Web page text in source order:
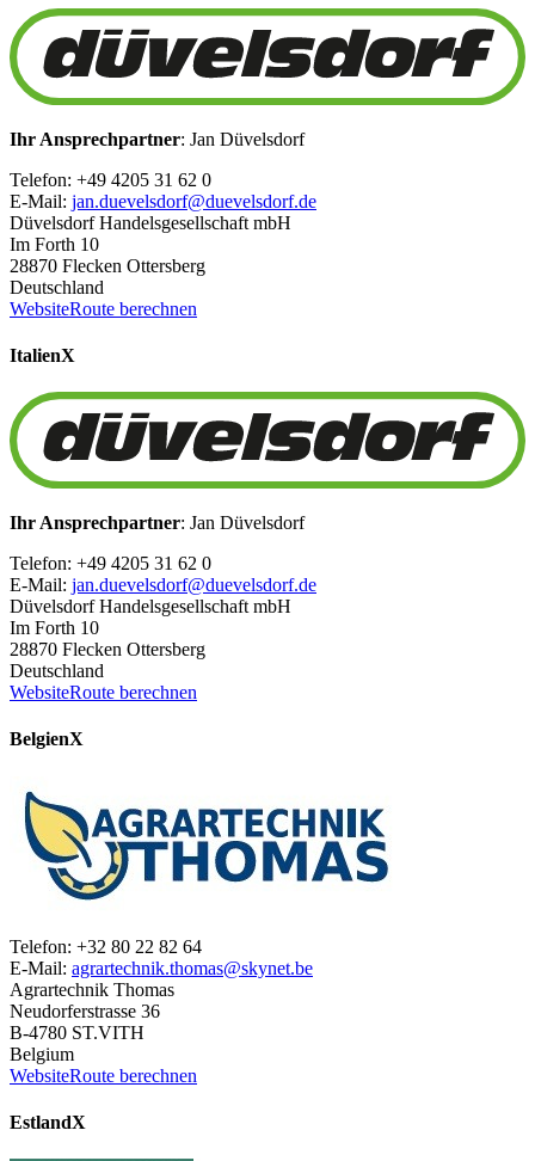
Ihr Ansprechpartner: Jan Düvelsdorf
Telefon: +49 4205 31 62 0
E-Mail: jan.duevelsdorf@duevelsdorf.de
Düvelsdorf Handelsgesellschaft mbH
Im Forth 10
28870 Flecken Ottersberg
Deutschland
WebsiteRoute berechnen
ItalienX
Ihr Ansprechpartner: Jan Düvelsdorf
Telefon: +49 4205 31 62 0
E-Mail: jan.duevelsdorf@duevelsdorf.de
Düvelsdorf Handelsgesellschaft mbH
Im Forth 10
28870 Flecken Ottersberg
Deutschland
WebsiteRoute berechnen
BelgienX
Telefon: +32 80 22 82 64
E-Mail: agrartechnik.thomas@skynet.be
Agrartechnik Thomas
Neudorferstrasse 36
B-4780 ST.VITH
Belgium
WebsiteRoute berechnen
EstlandX